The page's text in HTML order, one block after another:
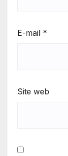
E-mail *
Site web